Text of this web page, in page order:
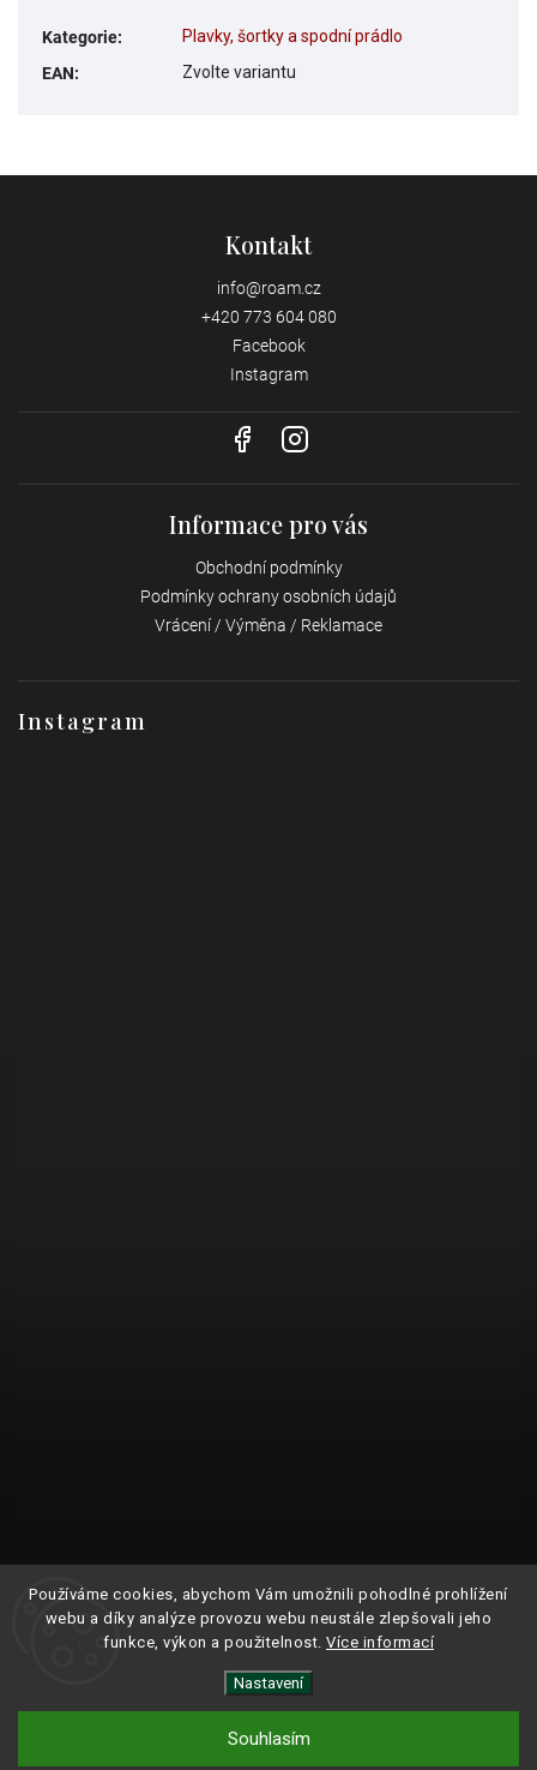
Používáme cookies, abychom Vám umožnili pohodlné prohlížení
webu a díky analýze provozu webu neustále zlepšovali jeho
funkce, výkon a použitelnost. Více informací
Nastavení
Souhlasím
Kategorie:
Plavky, šortky a spodní prádlo
EAN: Zvolte variantu
Instagram
Kontakt
info@roam.cz
+420 773 604 080
Facebook
Instagram
Informace pro vás
Obchodní podmínky
Podmínky ochrany osobních údajů
Vrácení / Výměna / Reklamace